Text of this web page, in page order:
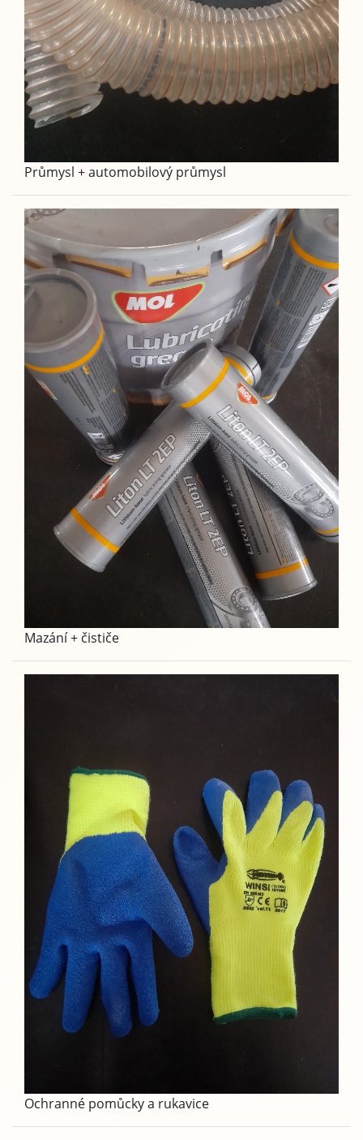
Průmysl + automobilový průmysl
Mazání + čističe
Ochranné pomůcky a rukavice